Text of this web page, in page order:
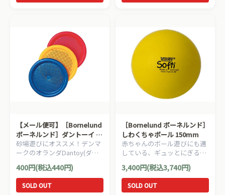
【メール便可】［Bornelund
ボーネルンド］ダントーイ 砂
ふるい
砂場遊びにオススメ！デンマ
ークのオランダDantoy(ダン
トーイ)社の砂ふるいです。
400円(税込440円)
SOLD OUT
［Bornelund ボーネルンド］
しわくちゃボール 150mm
赤ちゃんのボール遊びにも適
している、ギュッとにぎると
しわくちゃになり、すぐに元
に戻る不思議なボール。赤・
青・黄色の3色ございます。
3,400円(税込3,740円)
SOLD OUT